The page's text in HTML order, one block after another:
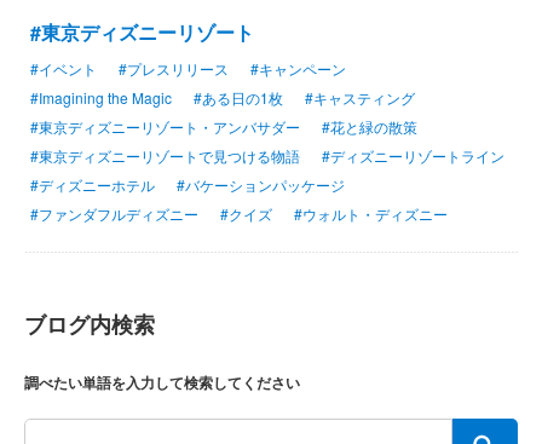
#東京ディズニーリゾート
#イベント #プレスリリース
#キャンペーン
#Imagining the Magic
#ある日の1枚
#キャスティング
#東京ディズニーリゾート・アンバサダー
#花と緑の散策
#東京ディズニーリゾートで見つける物語
#ディズニーリゾートライン
#ディズニーホテル
#バケーションパッケージ
#ファンダフルディズニー
#クイズ #ウォルト・ディズニー
ブログ内検索
調べたい単語を入力して検索してください